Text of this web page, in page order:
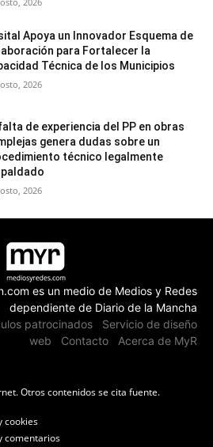
Apoya un Innovador Esquema de
para Fortalecer la
Técnica de los Municipios
2026
de experiencia del PP en obras
genera dudas sobre un
técnico legalmente
2026
es un medio de Medios y Redes
dependiente de Diario de la Mancha
patrocinados
Servicio de diseño
web
Contacto Acerca de MyR
Otros contenidos se cita fuente.
cookies
comentarios